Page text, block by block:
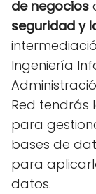
de negocios
seguridad y
Ingeniería
Red tendrás
para
bases de
para
datos.